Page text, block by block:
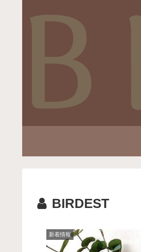
BIRDEST
新着情報